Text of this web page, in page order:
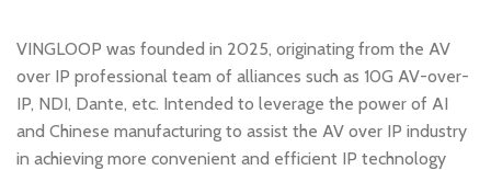
VINGLOOP was founded in 2025, originating from the AV
over IP professional team of alliances such as 10G AV-over-
IP, NDI, Dante, etc. Intended to leverage the power of AI
and Chinese manufacturing to assist the AV over IP industry
in achieving more convenient and efficient IP technology